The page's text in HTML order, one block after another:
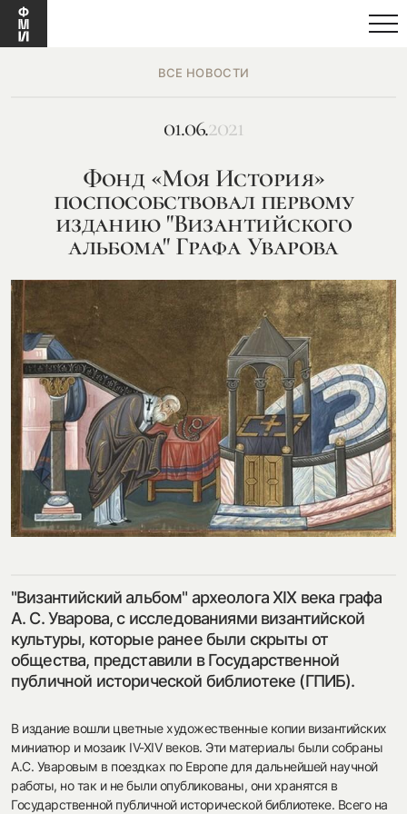
посмотреть на карте
смотреть
ВСЕ НОВОСТИ
01.06.2021
Фонд «Моя История»
поспособствовал первому
изданию "Византийского
альбома" Графа Уварова
"Византийский альбом" археолога XIX века графа
А. С. Уварова, с исследованиями византийской
культуры, которые ранее были скрыты от
общества, представили в Государственной
публичной исторической библиотеке (ГПИБ).
В издание вошли цветные художественные копии византийских
миниатюр и мозаик IV-XIV веков. Эти материалы были собраны
А.С. Уваровым в поездках по Европе для дальнейшей научной
работы, но так и не были опубликованы, они хранятся в
Государственной публичной исторической библиотеке. Всего на